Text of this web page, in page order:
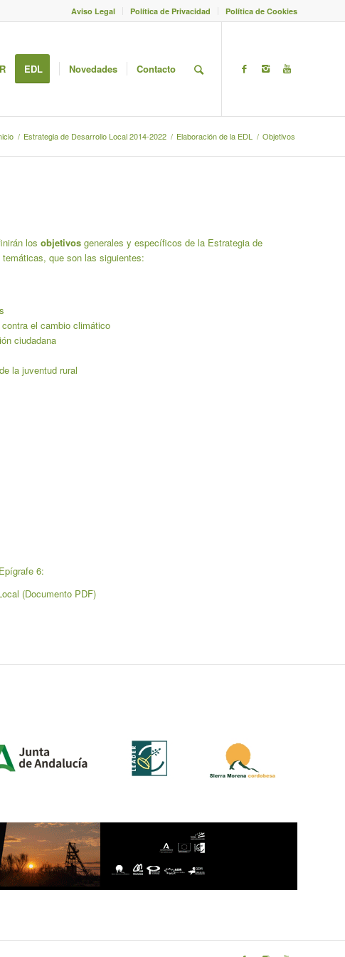
Aviso Legal Política de Privacidad Política de Cookies
EDL Novedades Contacto
/ Estrategia de Desarrollo Local 2014-2022 / Elaboración de la EDL / Objetivos
los objetivosgenerales y específicos de la Estrategia de
que son las siguientes:
el cambio climático
ciudadana
la juventud rural
6:
(Documento PDF)